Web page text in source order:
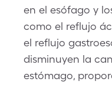
en el esófago y
como el reflujo
el reflujo
disminuyen la
estómago,